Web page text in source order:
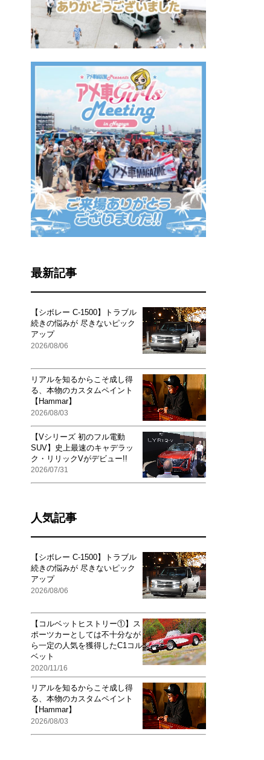
最新記事
【シボレー C-1500】トラブル
続きの悩みが 尽きないピック
アップ
2026/08/06
リアルを知るからこそ成し得
る、本物のカスタムペイント
【Hammar】
2026/08/03
【Vシリーズ 初のフル電動
SUV】史上最速のキャデラッ
ク・リリックVがデビュー!!
2026/07/31
人気記事
【シボレー C-1500】トラブル
続きの悩みが 尽きないピック
アップ
2026/08/06
【コルベットヒストリー①】ス
ポーツカーとしては不十分なが
ら一定の人気を獲得したC1コル
ベット
2020/11/16
リアルを知るからこそ成し得
る、本物のカスタムペイント
【Hammar】
2026/08/03